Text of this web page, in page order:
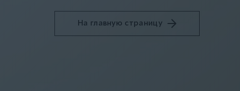
На главную страницу